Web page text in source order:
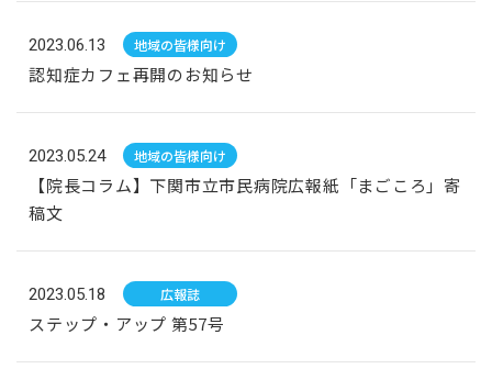
2023.06.13 地域の皆様向け
認知症カフェ再開のお知らせ
2023.05.24 地域の皆様向け
【院長コラム】下関市立市民病院広報紙「まごころ」寄
稿文
2023.05.18 広報誌
ステップ・アップ 第57号